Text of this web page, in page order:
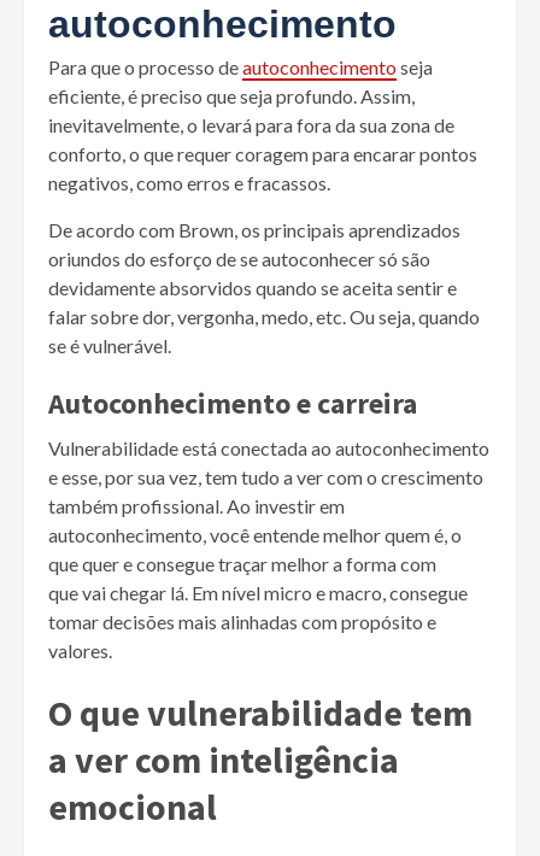
autoconhecimento
Para que o processo deautoconhecimento seja
eficiente, é preciso que seja profundo. Assim,
inevitavelmente, o levará para fora da sua zona de
conforto, o que requer coragem para encarar pontos
negativos, como erros e fracassos.
De acordo com Brown, os principais aprendizados
oriundos do esforço de se autoconhecer só são
devidamente absorvidos quando se aceita sentir e
falar sobre dor, vergonha, medo, etc. Ou seja, quando
se é vulnerável.
Autoconhecimento e carreira
Vulnerabilidade está conectada ao autoconhecimento
e esse, por sua vez, tem tudo a ver com o crescimento
também profissional. Ao investir em
autoconhecimento, você entende melhor quem é, o
que quer e consegue traçar melhor a forma com
que vai chegar lá. Em nível micro e macro, consegue
tomar decisões mais alinhadas com propósito e
valores.
O que vulnerabilidade tem
a ver com inteligência
emocional